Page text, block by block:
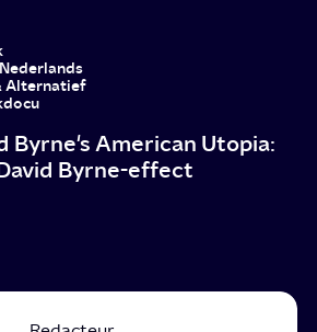
Alternatief
Byrne's American Utopia:
Byrne-effect